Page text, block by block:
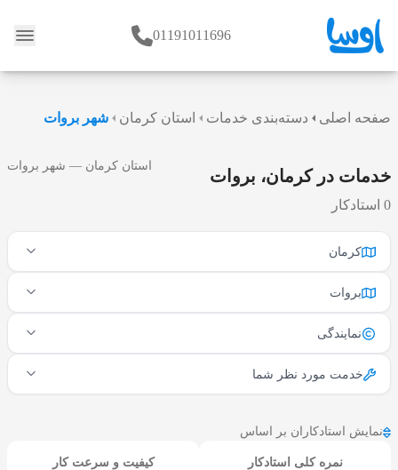
وبلاگ 01191011696
صفحه اصلی دسته‌بندی خدمات استان کرمان شهر بروات
خدمات در کرمان، بروات
0 استادکار
استان کرمان — شهر بروات
کرمان
بروات
نمایندگی
خدمت مورد نظر شما
نمایش استادکاران بر اساس
نمره کلی استادکار کیفیت و سرعت کار